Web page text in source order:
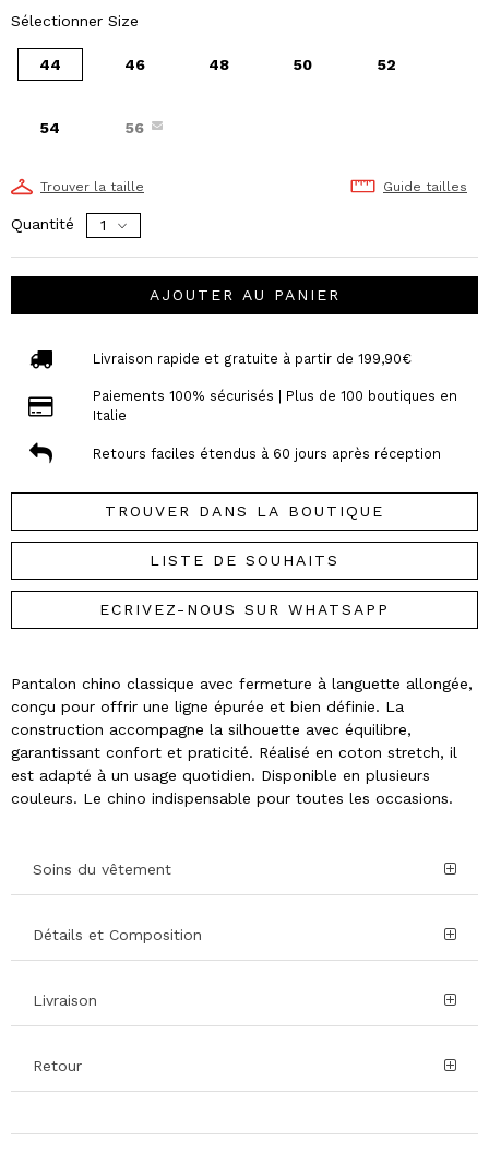
Sélectionner Size
44 46 48 50 52
54 56
Trouver la taille Guide tailles
Quantité
AJOUTER AU PANIER
Livraison rapide et gratuite à partir de 199,90€
Paiements 100% sécurisés | Plus de 100 boutiques en
Italie
Retours faciles étendus à 60 jours après réception
TROUVER DANS LA BOUTIQUE
LISTE DE SOUHAITS
ECRIVEZ-NOUS SUR WHATSAPP
Pantalon chino classique avec fermeture à languette allongée,
conçu pour offrir une ligne épurée et bien définie. La
construction accompagne la silhouette avec équilibre,
garantissant confort et praticité. Réalisé en coton stretch, il
est adapté à un usage quotidien. Disponible en plusieurs
couleurs. Le chino indispensable pour toutes les occasions.
Soins du vêtement
Détails et Composition
Livraison
Retour